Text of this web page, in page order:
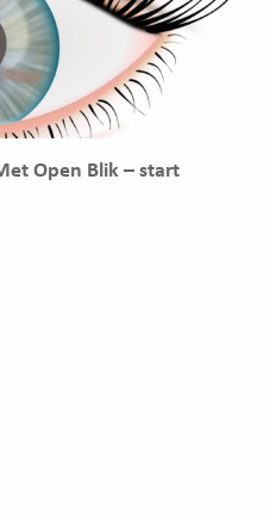
Open Blik – start